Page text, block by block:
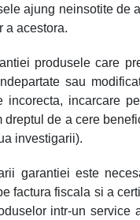
ajung neinsotite de
a acestora.
produsele care
sau
incorecta, incarcare
dreptul de a cere
investigarii).
garantiei este
factura fiscala si a
intr-un